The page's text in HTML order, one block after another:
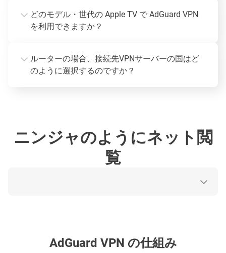
どのモデル・世代の Apple TV で AdGuard VPN
を利用できますか？
ルーターの場合、接続先VPNサーバーの国はど
のように選択するのですか？
ニンジャのようにネット閲
覧
AdGuard VPN の仕組み